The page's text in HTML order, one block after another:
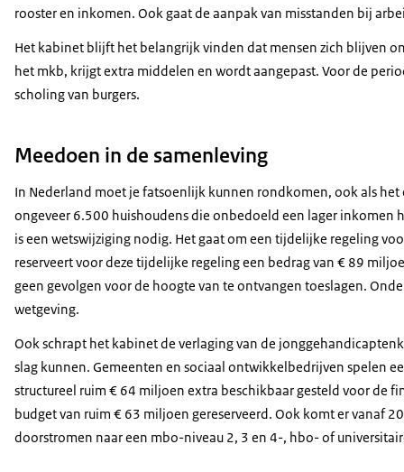
rooster en inkomen. Ook gaat de aanpak van misstanden bij
Het kabinet blijft het belangrijk vinden dat mensen zich blijven
het mkb, krijgt extra middelen en wordt aangepast. Voor de
scholing van burgers.
Meedoen in de samenleving
In Nederland moet je fatsoenlijk kunnen rondkomen, ook als
ongeveer 6.500 huishoudens die onbedoeld een lager inkomen
is een wetswijziging nodig. Het gaat om een tijdelijke regeling
reserveert voor deze tijdelijke regeling een bedrag van € 89
geen gevolgen voor de hoogte van te ontvangen toeslagen.
wetgeving.
Ook schrapt het kabinet de verlaging van de
slag kunnen. Gemeenten en sociaal ontwikkelbedrijven spelen
structureel ruim € 64 miljoen extra beschikbaar gesteld voor de
budget van ruim € 63 miljoen gereserveerd. Ook komt er vanaf
doorstromen naar een mbo-niveau 2, 3 en 4-, hbo- of